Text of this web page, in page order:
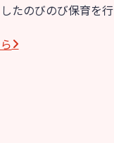
たのびのび保育を行